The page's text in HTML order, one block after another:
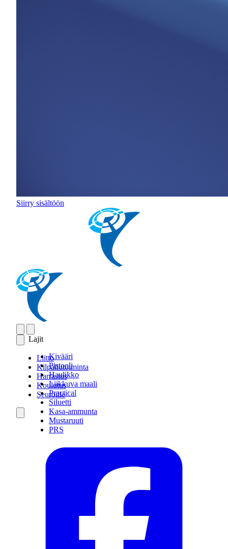
Siirry sisältöön
Lajit
Kivääri
Pistooli
Haulikko
Liikkuva maali
Practical
Siluetti
Kasa-ammunta
Mustaruuti
PRS
Liitto
Kilpailutoiminta
Harrastus
Koulutus
Seuroille